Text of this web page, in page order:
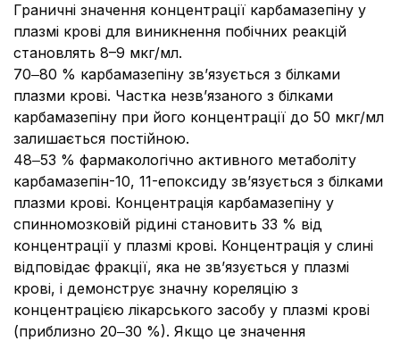
Граничні значення концентрації карбамазепіну у
плазмі крові для виникнення побічних реакцій
становлять 8–9 мкг/мл.
70‒80 % карбамазепіну зв’язується з білками
плазми крові. Частка незв’язаного з білками
карбамазепіну при його концентрації до 50 мкг/мл
залишається постійною.
48‒53 % фармакологічно активного метаболіту
карбамазепін-10, 11-епоксиду зв’язується з білками
плазми крові. Концентрація карбамазепіну у
спинномозковій рідині становить 33 % від
концентрації у плазмі крові. Концентрація у слині
відповідає фракції, яка не зв’язується у плазмі
крові, і демонструє значну кореляцію з
концентрацією лікарського засобу у плазмі крові
(приблизно 20‒30 %). Якщо це значення